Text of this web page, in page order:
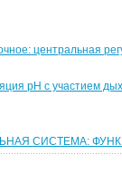
центральная
рН с участием
СИСТЕМА: